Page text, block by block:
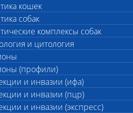
кошек
собак
комплексы собак
и цитология
(профили)
и инвазии (ифа)
и инвазии (пцр)
и инвазии (экспресс)
концентраций 1,6-1000
референсных интервалов)